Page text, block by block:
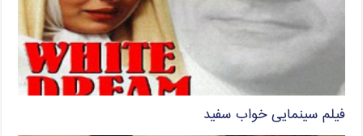
فیلم سینمایی خواب سفید